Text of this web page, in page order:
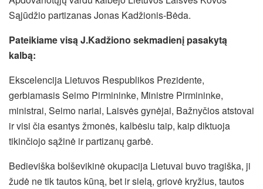
Sąjūdžio partizanas Jonas Kadžionis-Bėda.
Pateikiame visą J.Kadžiono sekmadienį pasakytą
kalbą:
Ekscelencija Lietuvos Respublikos Prezidente,
gerbiamasis Seimo Pirmininke, Ministre Pirmininke,
ministrai, Seimo nariai, Laisvės gynėjai, Bažnyčios atstovai
ir visi čia esantys žmonės, kalbėsiu taip, kaip diktuoja
tikinčiojo sąžinė ir partizanų garbė.
Bedieviška bolševikinė okupacija Lietuvai buvo tragiška, ji
žudė ne tik tautos kūną, bet ir sielą, griovė kryžius, tautos